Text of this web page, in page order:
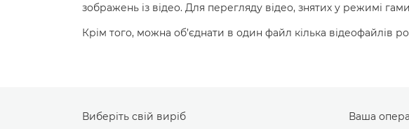
зображень із відео. Для перегляду відео, знятих у режимі
Крім того, можна об’єднати в один файл кілька відеофайлів
Виберіть свій виріб Ваша